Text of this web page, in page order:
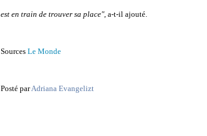
est en train de trouver sa place", a-t-il ajouté.
Sources Le Monde
Posté parAdriana Evangelizt